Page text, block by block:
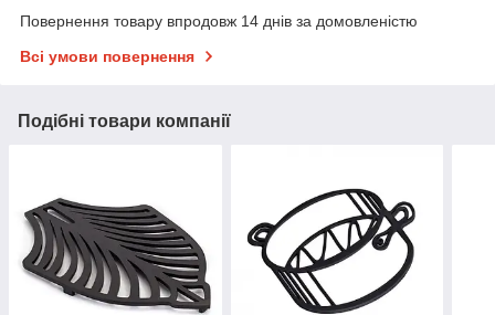
Повернення товару впродовж 14 днів за домовленістю
Всі умови повернення
Подібні товари компанії